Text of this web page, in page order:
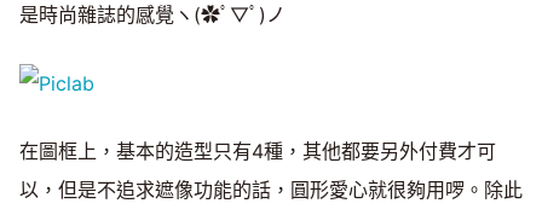
是時尚雜誌的感覺ヽ(✿ﾟ▽ﾟ)ノ
在圖框上，基本的造型只有4種，其他都要另外付費才可
以，但是不追求遮像功能的話，圓形愛心就很夠用啰。除此